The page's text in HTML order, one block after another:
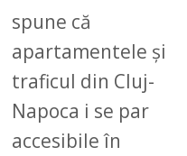
spune că
apartamentele și
traficul din Cluj-
Napoca i se par
accesibile în